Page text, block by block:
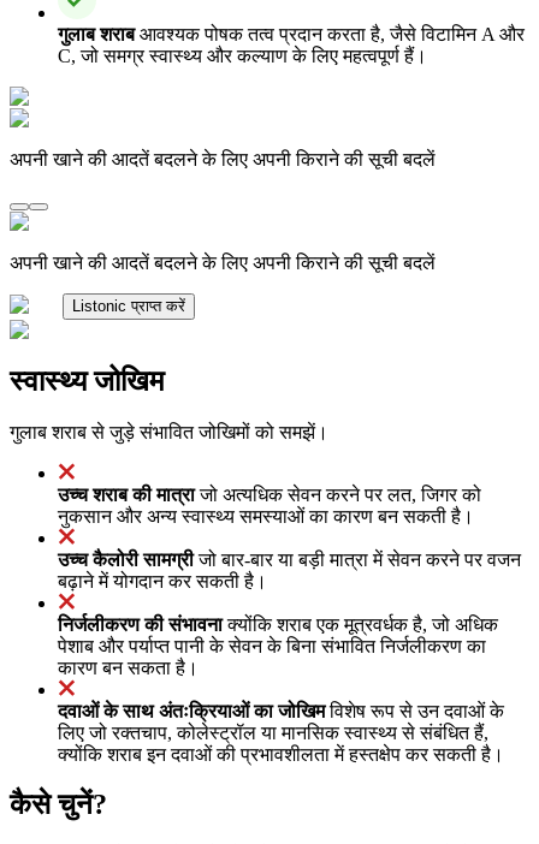
गुलाब शराबआवश्यक पोषक तत्व प्रदान करता है, जैसे विटामिन A और
C, जो समग्र स्वास्थ्य और कल्याण के लिए महत्वपूर्ण हैं।
अपनी खाने की आदतें बदलने के लिए अपनी किराने की सूची बदलें
अपनी खाने की आदतें बदलने के लिए अपनी किराने की सूची बदलें
Listonic प्राप्त करें
स्वास्थ्य जोखिम
गुलाब शराब से जुड़े संभावित जोखिमों को समझें।
उच्च शराब की मात्राजो अत्यधिक सेवन करने पर लत, जिगर को
नुकसान और अन्य स्वास्थ्य समस्याओं का कारण बन सकती है।
उच्च कैलोरी सामग्रीजो बार-बार या बड़ी मात्रा में सेवन करने पर वजन
बढ़ाने में योगदान कर सकती है।
निर्जलीकरण की संभावनाक्योंकि शराब एक मूत्रवर्धक है, जो अधिक
पेशाब और पर्याप्त पानी के सेवन के बिना संभावित निर्जलीकरण का
कारण बन सकता है।
दवाओं के साथ अंतःक्रियाओं का जोखिमविशेष रूप से उन दवाओं के
लिए जो रक्तचाप, कोलेस्ट्रॉल या मानसिक स्वास्थ्य से संबंधित हैं,
क्योंकि शराब इन दवाओं की प्रभावशीलता में हस्तक्षेप कर सकती है।
कैसे चुनें?